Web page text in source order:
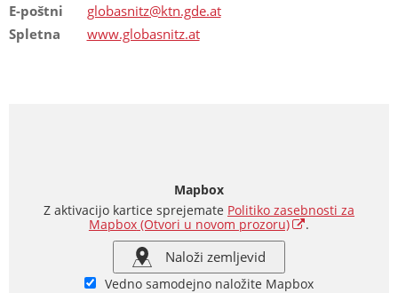
E-poštni
globasnitz@ktn.gde.at
Spletna
www.globasnitz.at
Mapbox
Z aktivacijo kartice sprejemate Politiko zasebnosti za
Mapbox(Otvori u novom prozoru) .
Naloži zemljevid
Vedno samodejno naložite Mapbox